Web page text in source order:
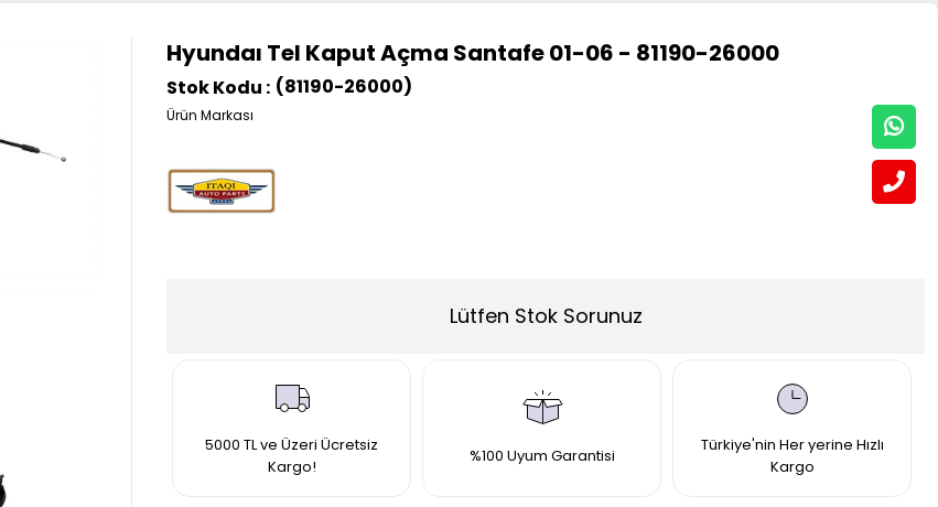
Hyundaı Tel Kaput Açma Santafe 01-06 - 81190-26000
(81190-26000)
Lütfen Stok Sorunuz
5000 TL ve Üzeri Ücretsiz
Kargo!
%100 Uyum Garantisi
Türkiye'nin Her yerine Hızlı
Kargo